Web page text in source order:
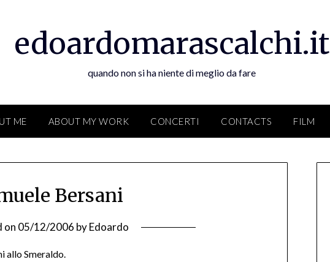
edoardomarascalchi.it
quando non si ha niente di meglio da fare
ME ABOUT MY WORK CONCERTI CONTACTS FILM
Bersani
on 05/12/2006 byEdoardo
allo Smeraldo.